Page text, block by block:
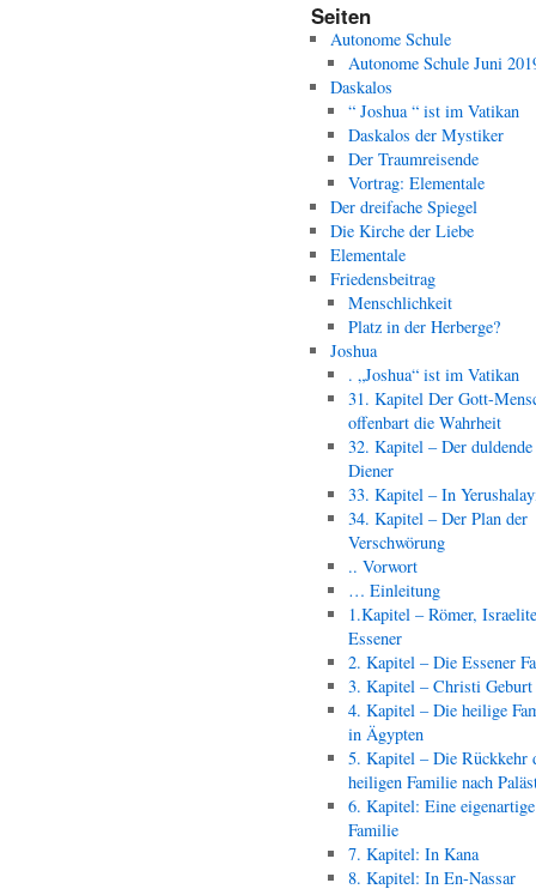
Seiten
Autonome Schule
Autonome Schule Juni
Daskalos
“ Joshua “ ist im Vatikan
Daskalos der Mystiker
Der Traumreisende
Vortrag: Elementale
Der dreifache Spiegel
Die Kirche der Liebe
Elementale
Friedensbeitrag
Menschlichkeit
Platz in der Herberge?
Joshua
. „Joshua“ ist im Vatikan
31. Kapitel Der Gott-
offenbart die Wahrheit
32. Kapitel – Der duldende
Diener
33. Kapitel – In
34. Kapitel – Der Plan der
Verschwörung
.. Vorwort
… Einleitung
1.Kapitel – Römer,
Essener
2. Kapitel – Die Essener
3. Kapitel – Christi Geburt
4. Kapitel – Die heilige
in Ägypten
5. Kapitel – Die Rückkehr
heiligen Familie nach
6. Kapitel: Eine eigenartige
Familie
7. Kapitel: In Kana
8. Kapitel: In En-Nassar